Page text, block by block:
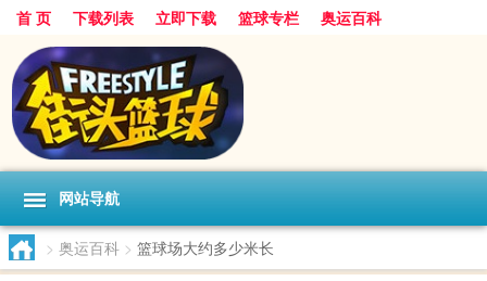
首 页 下载列表 立即下载 篮球专栏 奥运百科
网站导航
> 奥运百科 > 篮球场大约多少米长